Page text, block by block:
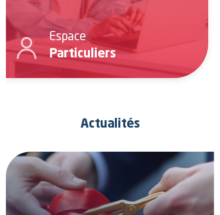
Espace
Particuliers
Actualités